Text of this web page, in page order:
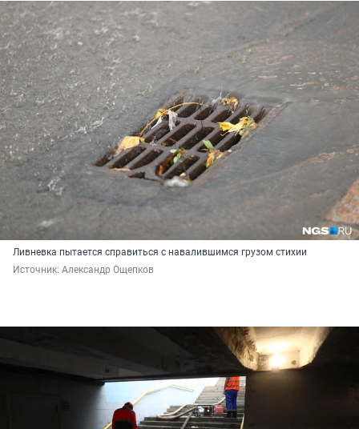
Ливневка пытается справиться с навалившимся грузом стихии
Источник: Александр Ощепков